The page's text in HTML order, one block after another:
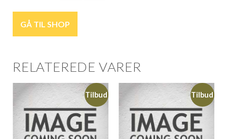
GÅ TIL SHOP
RELATEREDE VARER
Tilbud Tilbud